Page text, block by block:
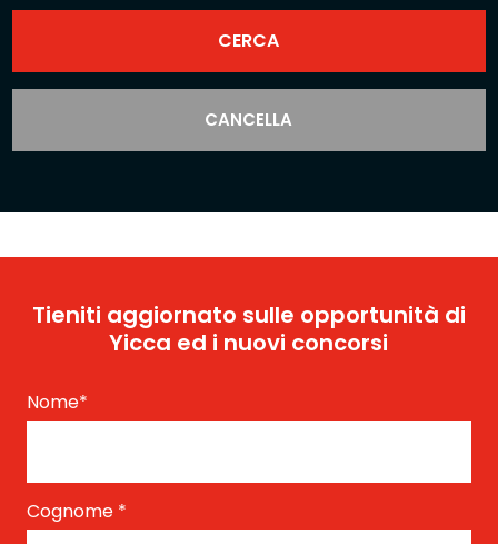
CANCELLA
Tieniti aggiornato sulle opportunità di
Yicca ed i nuovi concorsi
Nome*
Cognome *